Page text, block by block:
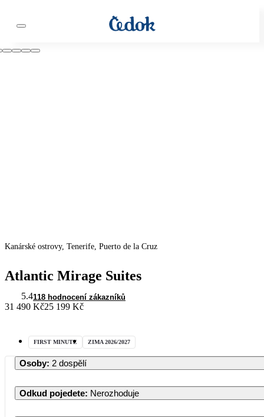
Kanárské ostrovy, Tenerife, Puerto de la Cruz
Atlantic Mirage Suites
5.4118 hodnocení zákazníků
31 490 Kč25 199 Kč
FIRST MINUTE ZIMA 2026/2027
Osoby: 2 dospělí
Odkud pojedete: Nerozhoduje